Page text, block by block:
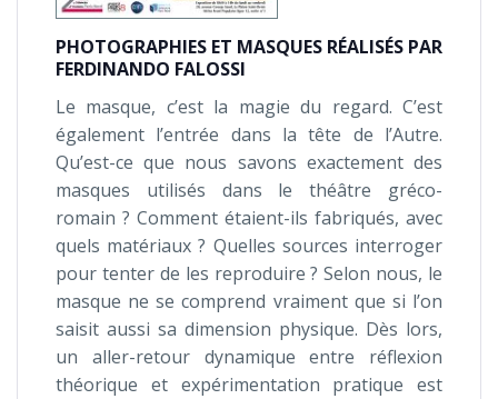
PHOTOGRAPHIES ET MASQUES RÉALISÉS PAR
FERDINANDO FALOSSI
Le masque, c’est la magie du regard. C’est
également l’entrée dans la tête de l’Autre.
Qu’est-ce que nous savons exactement des
masques utilisés dans le théâtre gréco-
romain ? Comment étaient-ils fabriqués, avec
quels matériaux ? Quelles sources interroger
pour tenter de les reproduire ? Selon nous, le
masque ne se comprend vraiment que si l’on
saisit aussi sa dimension physique. Dès lors,
un aller-retour dynamique entre réflexion
théorique et expérimentation pratique est